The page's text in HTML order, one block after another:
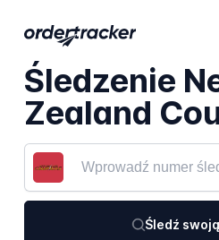
Śledzenie
Zealand
Śledź